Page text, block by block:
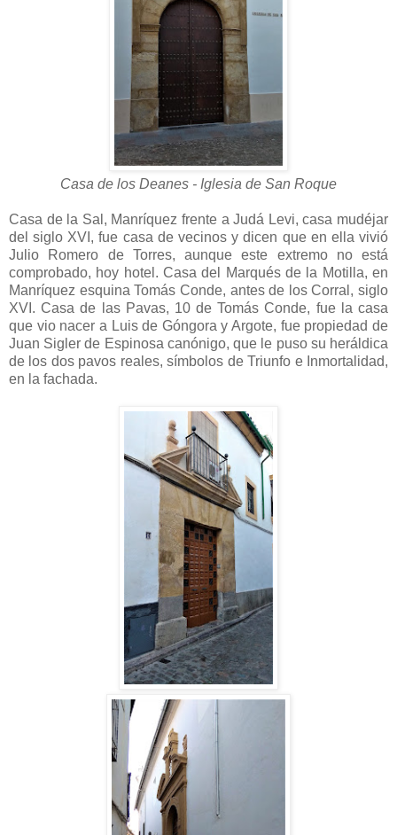
Casa de los Deanes - Iglesia de San Roque
Casa de la Sal, Manríquez frente a Judá Levi, casa mudéjar
del siglo XVI, fue casa de vecinos y dicen que en ella vivió
Julio Romero de Torres, aunque este extremo no está
comprobado, hoy hotel. Casa del Marqués de la Motilla, en
Manríquez esquina Tomás Conde, antes de los Corral, siglo
XVI. Casa de las Pavas, 10 de Tomás Conde, fue la casa
que vio nacer a Luis de Góngora y Argote, fue propiedad de
Juan Sigler de Espinosa canónigo, que le puso su heráldica
de los dos pavos reales, símbolos de Triunfo e Inmortalidad,
en la fachada.